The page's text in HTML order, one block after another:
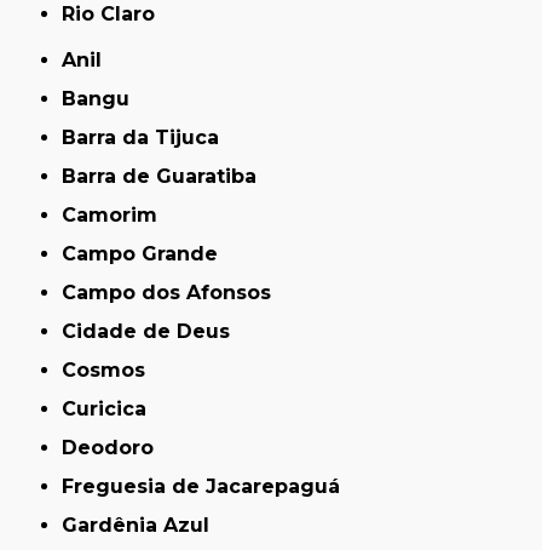
Rio Claro
Anil
Bangu
Barra da Tijuca
Barra de Guaratiba
Camorim
Campo Grande
Campo dos Afonsos
Cidade de Deus
Cosmos
Curicica
Deodoro
Freguesia de Jacarepaguá
Gardênia Azul